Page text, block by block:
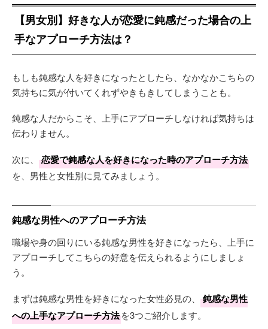
【男女別】好きな人が恋愛に鈍感だった場合の上
手なアプローチ方法は？
もしも鈍感な人を好きになったとしたら、なかなかこちらの
気持ちに気が付いてくれずやきもきしてしまうことも。
鈍感な人だからこそ、上手にアプローチしなければ気持ちは
伝わりません。
次に、 恋愛で鈍感な人を好きになった時のアプローチ方法
を、男性と女性別に見てみましょう。
鈍感な男性へのアプローチ方法
職場や身の回りにいる鈍感な男性を好きになったら、上手に
アプローチしてこちらの好意を伝えられるようにしましょ
う。
まずは鈍感な男性を好きになった女性必見の、
鈍感な男性
への上手なアプローチ方法を3つご紹介します。